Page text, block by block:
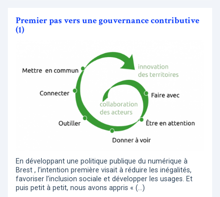
Premier pas vers une gouvernance contributive
(1)
En développant une politique publique du numérique à
Brest , l’intention première visait à réduire les inégalités,
favoriser l’inclusion sociale et développer les usages. Et
puis petit à petit, nous avons appris « (…)